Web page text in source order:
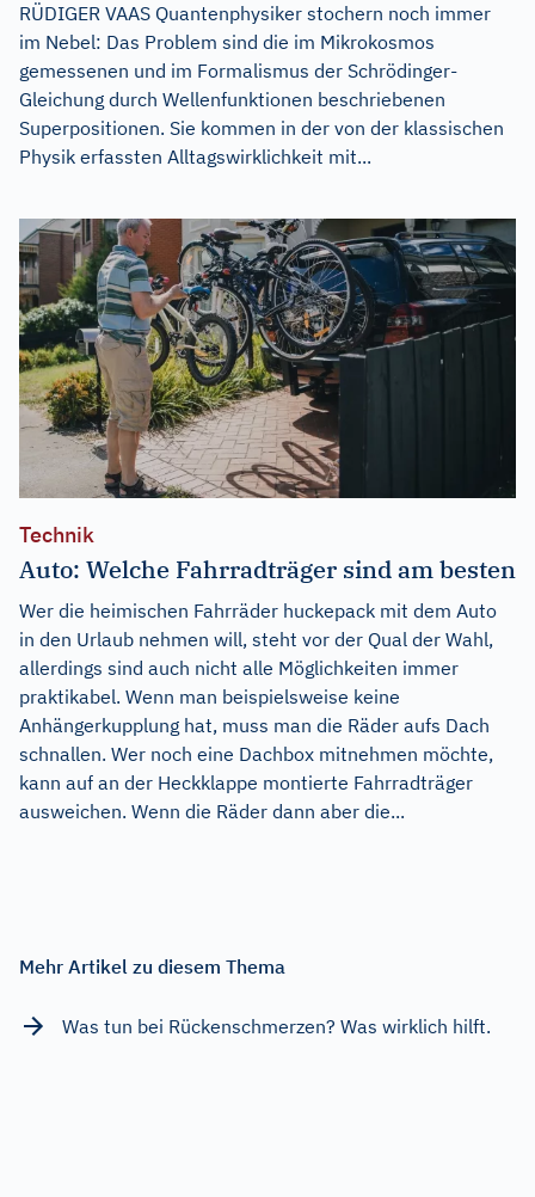
RÜDIGER VAAS Quantenphysiker stochern noch immer
im Nebel: Das Problem sind die im Mikrokosmos
gemessenen und im Formalismus der Schrödinger-
Gleichung durch Wellenfunktionen beschriebenen
Superpositionen. Sie kommen in der von der klassischen
Physik erfassten Alltagswirklichkeit mit...
Technik
Auto: Welche Fahrradträger sind am besten
Wer die heimischen Fahrräder huckepack mit dem Auto
in den Urlaub nehmen will, steht vor der Qual der Wahl,
allerdings sind auch nicht alle Möglichkeiten immer
praktikabel. Wenn man beispielsweise keine
Anhängerkupplung hat, muss man die Räder aufs Dach
schnallen. Wer noch eine Dachbox mitnehmen möchte,
kann auf an der Heckklappe montierte Fahrradträger
ausweichen. Wenn die Räder dann aber die...
Mehr Artikel zu diesem Thema
Was tun bei Rückenschmerzen? Was wirklich hilft.